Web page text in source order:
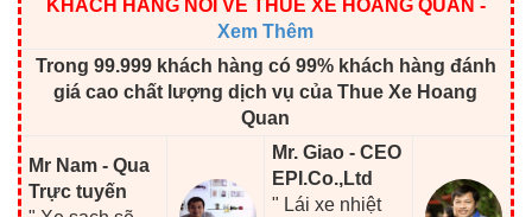
KHÁCH HÀNG NÓI VỀ THUÊ XE HOÀNG QUÂN -
Xem Thêm
Trong 99.999 khách hàng có 99% khách hàng đánh
giá cao chất lượng dịch vụ của Thue Xe Hoang
Quan
Mr Nam - Qua
Trực tuyến
Mr. Giao - CEO
EPI.Co.,Ltd
" Lái xe nhiệt